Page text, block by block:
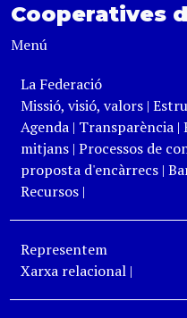
Cooperatives
Menú
La Federació
Missió, visió, valors|
Agenda | Transparència|
mitjans| Processos de
proposta d'encàrrecs|
Recursos|
Representem
Xarxa relacional|